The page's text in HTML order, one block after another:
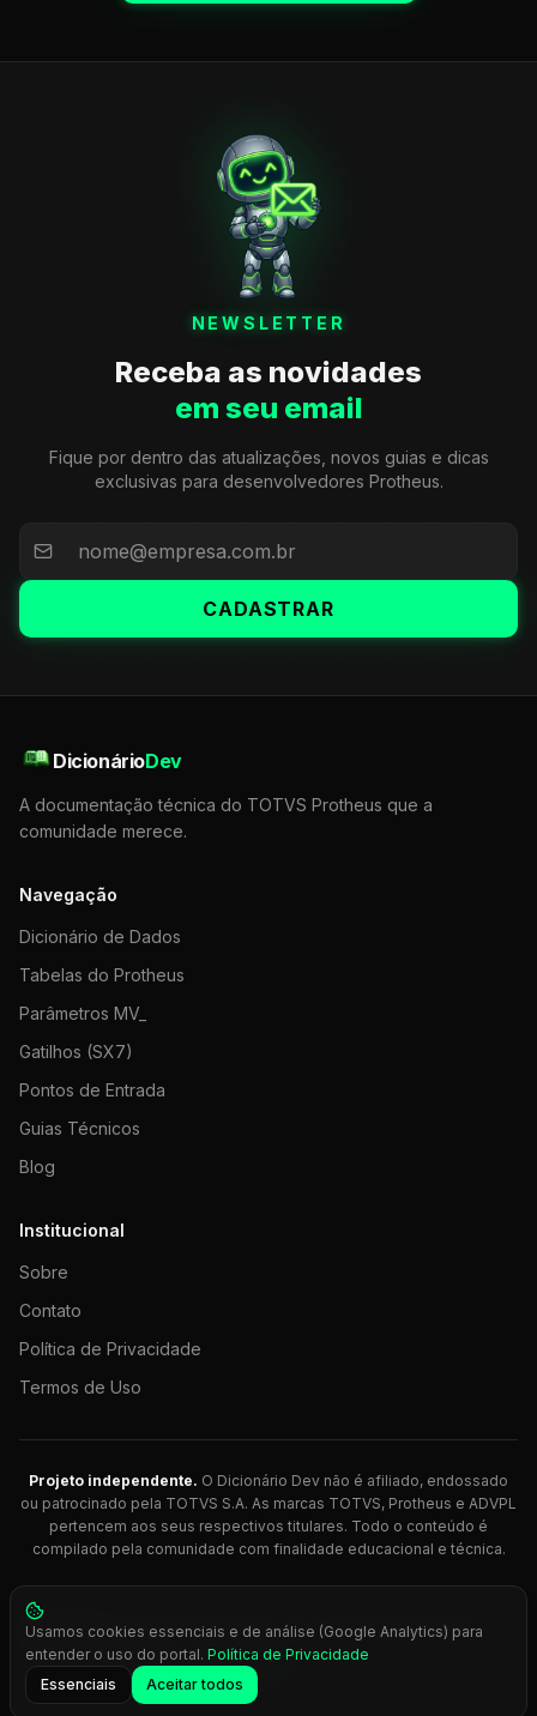
NEWSLETTER
Receba as novidades
em seu email
Fique por dentro das atualizações, novos guias e dicas
exclusivas para desenvolvedores Protheus.
CADASTRAR
DicionárioDev
A documentação técnica do TOTVS Protheus que a
comunidade merece.
Navegação
Dicionário de Dados
Tabelas do Protheus
Parâmetros MV_
Gatilhos (SX7)
Pontos de Entrada
Guias Técnicos
Blog
Institucional
Sobre
Contato
Política de Privacidade
Termos de Uso
Projeto independente. O Dicionário Dev não é afiliado, endossado
ou patrocinado pela TOTVS S.A. As marcas TOTVS, Protheus e ADVPL
pertencem aos seus respectivos titulares. Todo o conteúdo é
compilado pela comunidade com finalidade educacional e técnica.
© 2026 Dicionário Dev. Feito com 💚 para desenvolvedores
Protheus.
Press Ctrl+K
Usamos cookies essenciais e de análise (Google Analytics) para
entender o uso do portal. Política de Privacidade
Essenciais
Aceitar todos